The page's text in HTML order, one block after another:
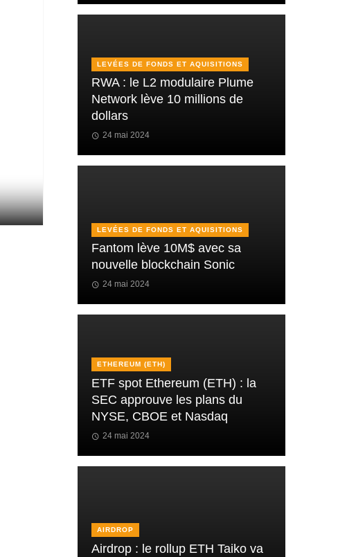
LEVÉES DE FONDS ET AQUISITIONS
RWA : le L2 modulaire Plume
Network lève 10 millions de
dollars
24 mai 2024
LEVÉES DE FONDS ET AQUISITIONS
Fantom lève 10M$ avec sa
nouvelle blockchain Sonic
24 mai 2024
ETHEREUM (ETH)
ETF spot Ethereum (ETH) : la
SEC approuve les plans du
NYSE, CBOE et Nasdaq
24 mai 2024
AIRDROP
Airdrop : le rollup ETH Taiko va